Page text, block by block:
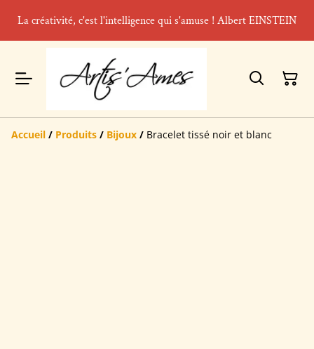
La créativité, c'est l'intelligence qui s'amuse ! Albert EINSTEIN
Accueil / Produits / Bijoux / Bracelet tissé noir et blanc